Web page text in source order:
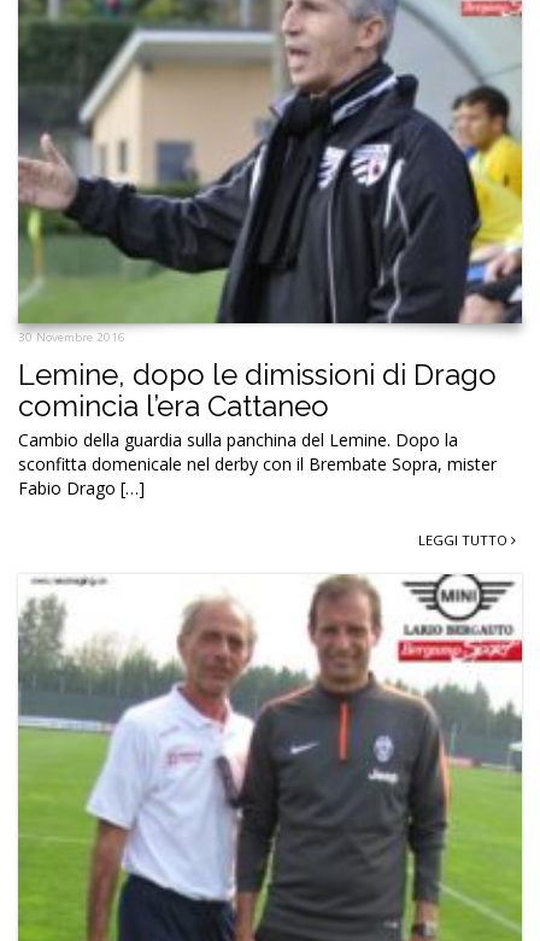
30 Novembre 2016
Lemine, dopo le dimissioni di Drago
comincia l’era Cattaneo
Cambio della guardia sulla panchina del Lemine. Dopo la
sconfitta domenicale nel derby con il Brembate Sopra, mister
Fabio Drago […]
LEGGI TUTTO